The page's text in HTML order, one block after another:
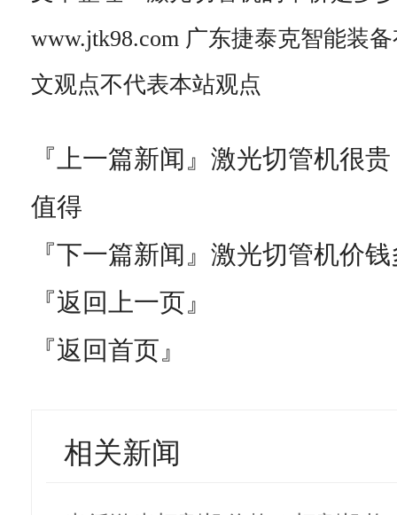
www.jtk98.com 广东捷泰克智能装
文观点不代表本站观点
『上一篇新闻』 激光切管机很
值得
『下一篇新闻』 激光切管机价
『返回上一页』
『返回首页』
相关新闻